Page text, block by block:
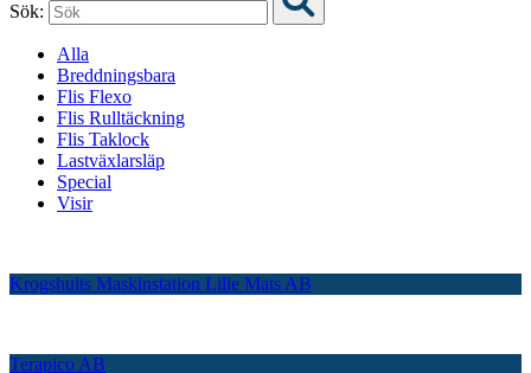
Sök:
Alla
Breddningsbara
Flis Flexo
Flis Rulltäckning
Flis Taklock
Lastväxlarsläp
Special
Visir
Krogshults Maskinstation Lille Mats AB
Terapico AB